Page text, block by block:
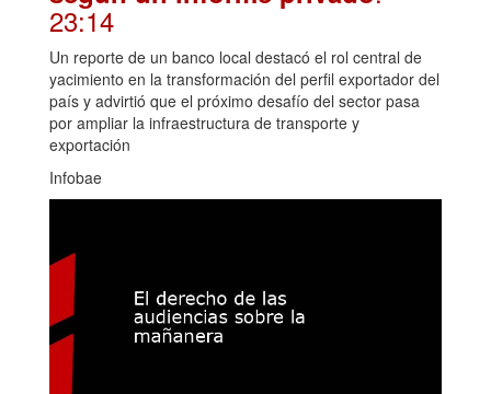
23:14
Un reporte de un banco local destacó el rol central de
yacimiento en la transformación del perfil exportador del
país y advirtió que el próximo desafío del sector pasa
por ampliar la infraestructura de transporte y
exportación
Infobae